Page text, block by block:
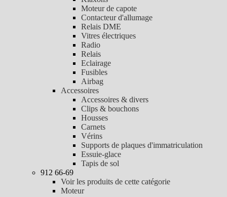
Moteur de capote
Contacteur d'allumage
Relais DME
Vitres électriques
Radio
Relais
Eclairage
Fusibles
Airbag
Accessoires
Accessoires & divers
Clips & bouchons
Housses
Carnets
Vérins
Supports de plaques d'immatriculation
Essuie-glace
Tapis de sol
912 66-69
Voir les produits de cette catégorie
Moteur